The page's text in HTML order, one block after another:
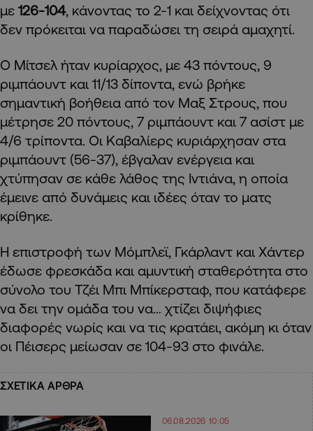
με 126-104, κάνοντας το 2-1 και δείχνοντας ότι
δεν πρόκειται να παραδώσει τη σειρά αμαχητί.
Ο Μίτσελ ήταν κυρίαρχος, με 43 πόντους, 9
ριμπάουντ και 11/13 δίποντα, ενώ βρήκε
σημαντική βοήθεια από τον Μαξ Στρους, που
μέτρησε 20 πόντους, 7 ριμπάουντ και 7 ασίστ με
4/6 τρίποντα. Οι Καβαλίερς κυριάρχησαν στα
ριμπάουντ (56-37), έβγαλαν ενέργεια και
χτύπησαν σε κάθε λάθος της Ιντιάνα, η οποία
έμεινε από δυνάμεις και ιδέες όταν το ματς
κρίθηκε.
Η επιστροφή των Μόμπλεϊ, Γκάρλαντ και Χάντερ
έδωσε φρεσκάδα και αμυντική σταθερότητα στο
σύνολο του Τζέι Μπι Μπίκερσταφ, που κατάφερε
να δει την ομάδα του να… χτίζει διψήφιες
διαφορές νωρίς και να τις κρατάει, ακόμη κι όταν
οι Πέισερς μείωσαν σε 104-93 στο φινάλε.
ΣΧΕΤΙΚΑ ΑΡΘΡΑ
06.08.2026 10:05